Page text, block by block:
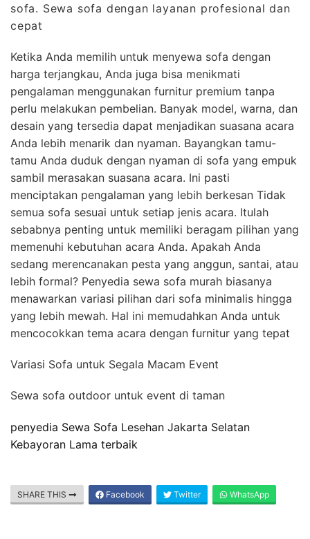
sofa. Sewa sofa dengan layanan profesional dan
cepat
Ketika Anda memilih untuk menyewa sofa dengan
harga terjangkau, Anda juga bisa menikmati
pengalaman menggunakan furnitur premium tanpa
perlu melakukan pembelian. Banyak model, warna, dan
desain yang tersedia dapat menjadikan suasana acara
Anda lebih menarik dan nyaman. Bayangkan tamu-
tamu Anda duduk dengan nyaman di sofa yang empuk
sambil merasakan suasana acara. Ini pasti
menciptakan pengalaman yang lebih berkesan Tidak
semua sofa sesuai untuk setiap jenis acara. Itulah
sebabnya penting untuk memiliki beragam pilihan yang
memenuhi kebutuhan acara Anda. Apakah Anda
sedang merencanakan pesta yang anggun, santai, atau
lebih formal? Penyedia sewa sofa murah biasanya
menawarkan variasi pilihan dari sofa minimalis hingga
yang lebih mewah. Hal ini memudahkan Anda untuk
mencocokkan tema acara dengan furnitur yang tepat
Variasi Sofa untuk Segala Macam Event
Sewa sofa outdoor untuk event di taman
penyedia Sewa Sofa Lesehan Jakarta Selatan
Kebayoran Lama terbaik
SHARE THIS Facebook Twitter WhatsApp